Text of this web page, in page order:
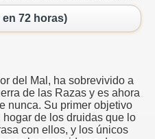
72 horas)
del Mal, ha sobrevivido a
de las Razas y es ahora
nunca. Su primer objetivo
hogar de los druidas que lo
con ellos, y los únicos